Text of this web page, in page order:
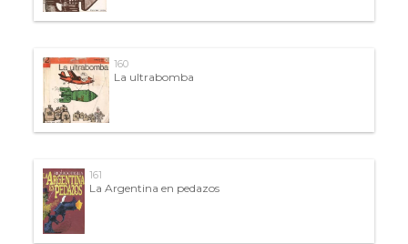
160
La ultrabomba
161
La Argentina en pedazos